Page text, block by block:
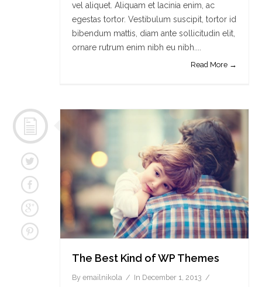
vel aliquet. Aliquam et lacinia enim, ac
egestas tortor. Vestibulum suscipit, tortor id
bibendum mattis, diam ante sollicitudin elit,
ornare rutrum enim nibh eu nibh....
Read More →
The Best Kind of WP Themes
By emailnikola In December 1, 2013